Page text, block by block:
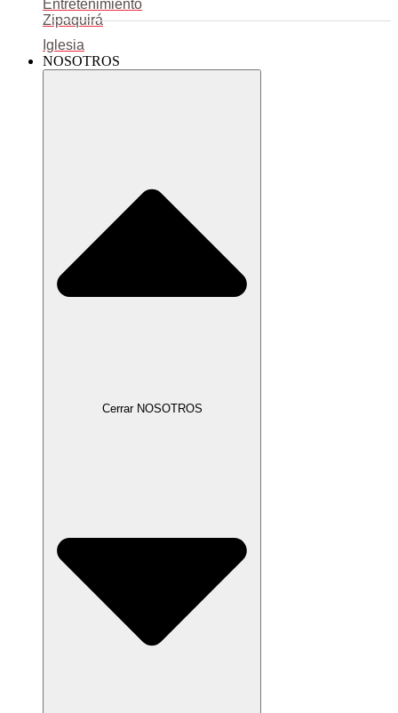
Entretenimiento
Zipaquirá
Iglesia
NOSOTROS
Cerrar NOSOTROS